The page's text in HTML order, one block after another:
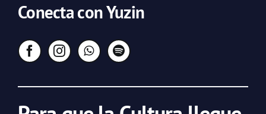
Conecta con Yuzin